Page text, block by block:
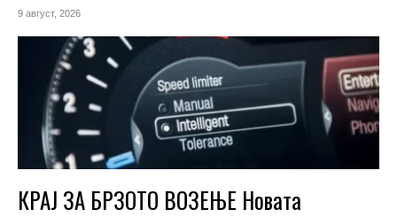
9 август, 2026
КРАЈ ЗА БРЗОТО ВОЗЕЊЕ Новата